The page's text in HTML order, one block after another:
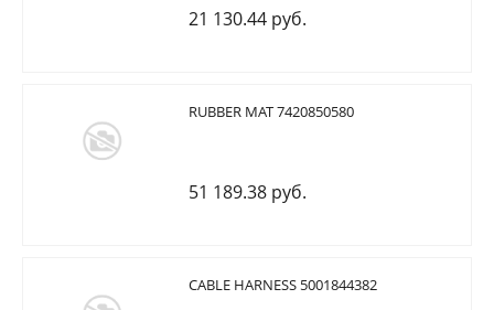
21 130.44 руб.
RUBBER MAT 7420850580
51 189.38 руб.
CABLE HARNESS 5001844382